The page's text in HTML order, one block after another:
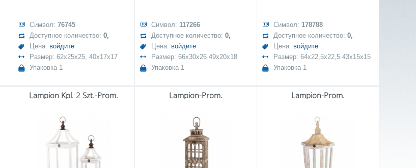
Символ: 76745
Доступное количество: 0,
Цена: войдите
Размер: 62x25x25, 40x17x17
Упаковка 1
Символ: 117266
Доступное количество: 0,
Цена: войдите
Размер: 66x30x26 49x20x18
Упаковка 1
Символ: 178788
Доступное количество: 0,
Цена: войдите
Размер: 64x22,5x22,5 43x15x15
Упаковка 1
Lampion Kpl. 2 Szt.-Prom. Lampion-Prom. Lampion-Prom.